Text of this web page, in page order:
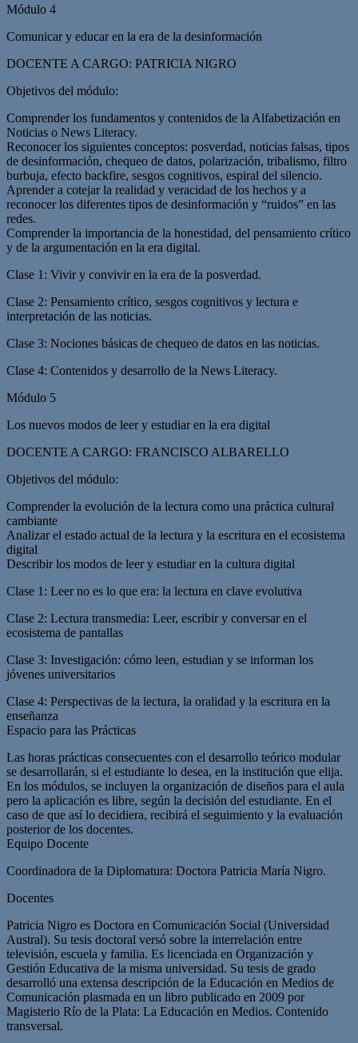
Módulo 4
Comunicar y educar en la era de la desinformación
DOCENTE A CARGO: PATRICIA NIGRO
Objetivos del módulo:
Comprender los fundamentos y contenidos de la Alfabetización en
Noticias o News Literacy.
Reconocer los siguientes conceptos: posverdad, noticias falsas, tipos
de desinformación, chequeo de datos, polarización, tribalismo, filtro
burbuja, efecto backfire, sesgos cognitivos, espiral del silencio.
Aprender a cotejar la realidad y veracidad de los hechos y a
reconocer los diferentes tipos de desinformación y “ruidos” en las
redes.
Comprender la importancia de la honestidad, del pensamiento crítico
y de la argumentación en la era digital.
Clase 1: Vivir y convivir en la era de la posverdad.
Clase 2: Pensamiento crítico, sesgos cognitivos y lectura e
interpretación de las noticias.
Clase 3: Nociones básicas de chequeo de datos en las noticias.
Clase 4: Contenidos y desarrollo de la News Literacy.
Módulo 5
Los nuevos modos de leer y estudiar en la era digital
DOCENTE A CARGO: FRANCISCO ALBARELLO
Objetivos del módulo:
Comprender la evolución de la lectura como una práctica cultural
cambiante
Analizar el estado actual de la lectura y la escritura en el ecosistema
digital
Describir los modos de leer y estudiar en la cultura digital
Clase 1: Leer no es lo que era: la lectura en clave evolutiva
Clase 2: Lectura transmedia: Leer, escribir y conversar en el
ecosistema de pantallas
Clase 3: Investigación: cómo leen, estudian y se informan los
jóvenes universitarios
Clase 4: Perspectivas de la lectura, la oralidad y la escritura en la
enseñanza
Espacio para las Prácticas
Las horas prácticas consecuentes con el desarrollo teórico modular
se desarrollarán, si el estudiante lo desea, en la institución que elija.
En los módulos, se incluyen la organización de diseños para el aula
pero la aplicación es libre, según la decisión del estudiante. En el
caso de que así lo decidiera, recibirá el seguimiento y la evaluación
posterior de los docentes.
Equipo Docente
Coordinadora de la Diplomatura: Doctora Patricia María Nigro.
Docentes
Patricia Nigro es Doctora en Comunicación Social (Universidad
Austral). Su tesis doctoral versó sobre la interrelación entre
televisión, escuela y familia. Es licenciada en Organización y
Gestión Educativa de la misma universidad. Su tesis de grado
desarrolló una extensa descripción de la Educación en Medios de
Comunicación plasmada en un libro publicado en 2009 por
Magisterio Río de la Plata: La Educación en Medios. Contenido
transversal.